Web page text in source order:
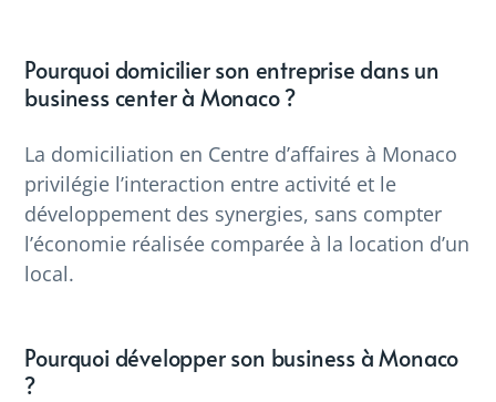
Pourquoi domicilier son entreprise dans un
business center à Monaco ?
La domiciliation en Centre d’affaires à Monaco
privilégie l’interaction entre activité et le
développement des synergies, sans compter
l’économie réalisée comparée à la location d’un
local.
Pourquoi développer son business à Monaco
?